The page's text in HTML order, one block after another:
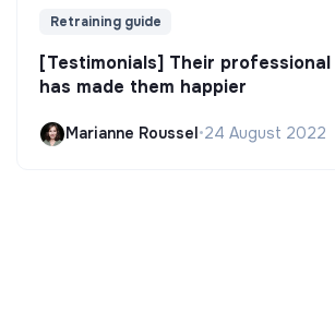
Retraining guide
[Testimonials] Their
has made them happier
Marianne Roussel •24 August 2022